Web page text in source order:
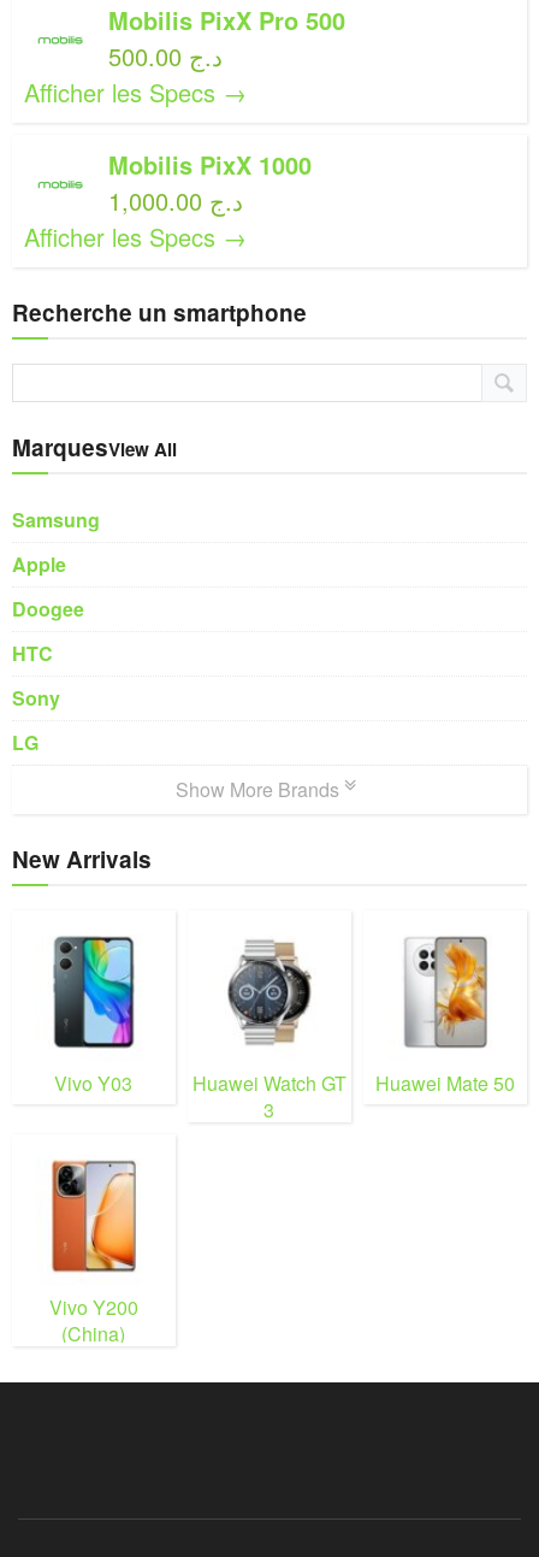
Mobilis PixX Pro 500
500.00 د.ج
Afficher les Specs →
Mobilis PixX 1000
1,000.00 د.ج
Afficher les Specs →
Recherche un smartphone
MarquesView All
Samsung
Apple
Doogee
HTC
Sony
LG
Show More Brands
New Arrivals
Vivo Y03
Huawei Watch GT
3
Huawei Mate 50
Vivo Y200
(China)